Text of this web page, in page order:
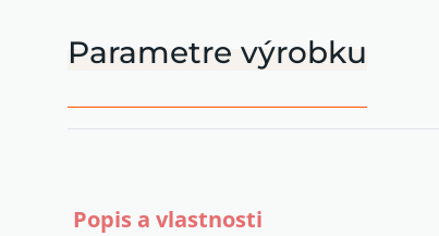
Parametre výrobku
Popis a vlastnosti